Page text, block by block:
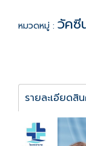
หมวดหมู่ : วัคซี
รายละเอียดสิ